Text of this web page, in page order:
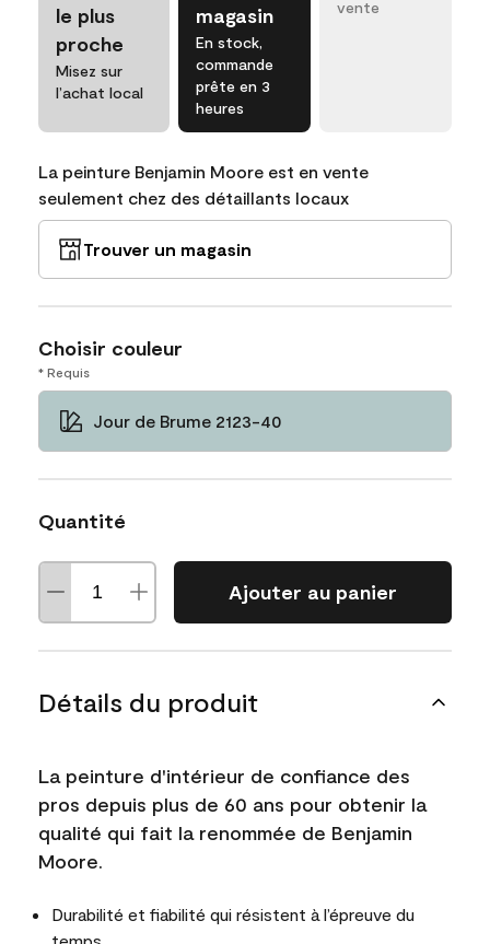
le plus
proche
Misez sur
l’achat local
magasin
En stock,
commande
prête en 3
heures
vente
La peinture Benjamin Moore est en vente
seulement chez des détaillants locaux
Trouver un magasin
Choisir couleur
* Requis
Jour de Brume 2123-40
Quantité
Ajouter au panier
Détails du produit
La peinture d'intérieur de confiance des
pros depuis plus de 60 ans pour obtenir la
qualité qui fait la renommée de Benjamin
Moore.
Durabilité et fiabilité qui résistent à l’épreuve du
temps